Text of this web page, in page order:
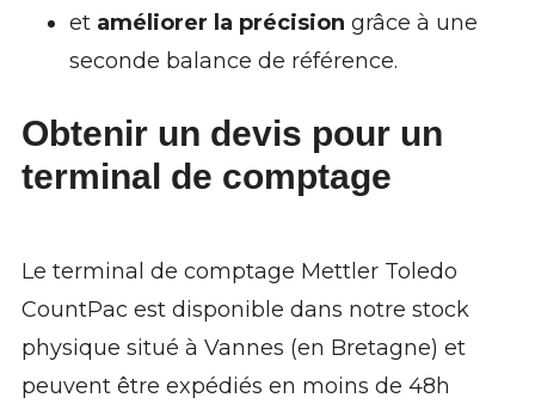
et améliorer la précision grâce à une
seconde balance de référence.
Obtenir un devis pour un
terminal de comptage
Le terminal de comptage Mettler Toledo
CountPac est disponible dans notre stock
physique situé à Vannes (en Bretagne) et
peuvent être expédiés en moins de 48h